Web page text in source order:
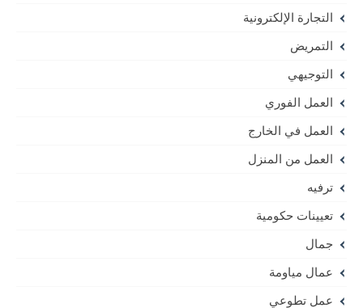
التجارة الإلكترونية
التمريض
التوجيهي
العمل الفوري
العمل في الخارج
العمل من المنزل
ترفيه
تعيينات حكومية
جمال
عمال مياومة
عمل تطوعي